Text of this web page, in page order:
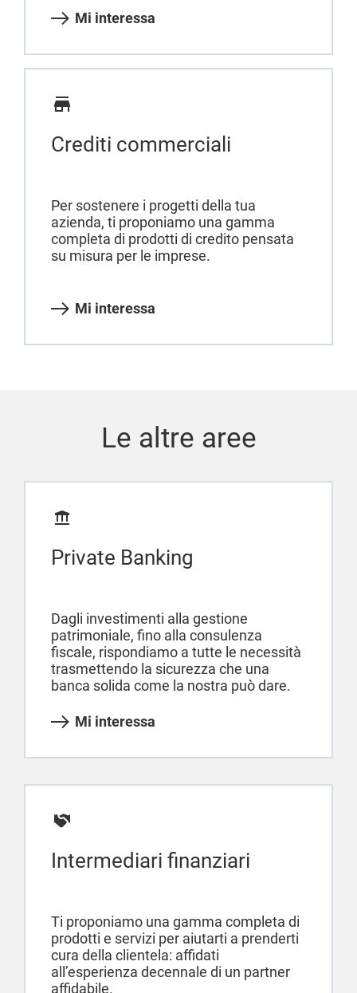
Mi interessa
Crediti commerciali
Per sostenere i progetti della tua
azienda, ti proponiamo una gamma
completa di prodotti di credito pensata
su misura per le imprese.
Mi interessa
Le altre aree
Private Banking
Dagli investimenti alla gestione
patrimoniale, fino alla consulenza
fiscale, rispondiamo a tutte le necessità
trasmettendo la sicurezza che una
banca solida come la nostra può dare.
Mi interessa
Intermediari finanziari
Ti proponiamo una gamma completa di
prodotti e servizi per aiutarti a prenderti
cura della clientela: affidati
all’esperienza decennale di un partner
affidabile.